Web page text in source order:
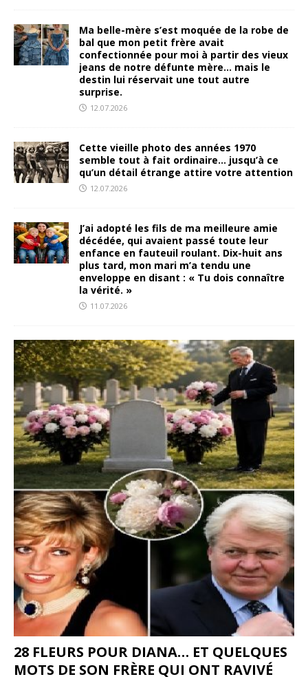
Ma belle-mère s’est moquée de la robe de
bal que mon petit frère avait
confectionnée pour moi à partir des vieux
jeans de notre défunte mère… mais le
destin lui réservait une tout autre
surprise.
12.07.2026
Cette vieille photo des années 1970
semble tout à fait ordinaire… jusqu’à ce
qu’un détail étrange attire votre attention
12.07.2026
J’ai adopté les fils de ma meilleure amie
décédée, qui avaient passé toute leur
enfance en fauteuil roulant. Dix-huit ans
plus tard, mon mari m’a tendu une
enveloppe en disant : « Tu dois connaître
la vérité. »
11.07.2026
28 FLEURS POUR DIANA… ET QUELQUES
MOTS DE SON FRÈRE QUI ONT RAVIVÉ